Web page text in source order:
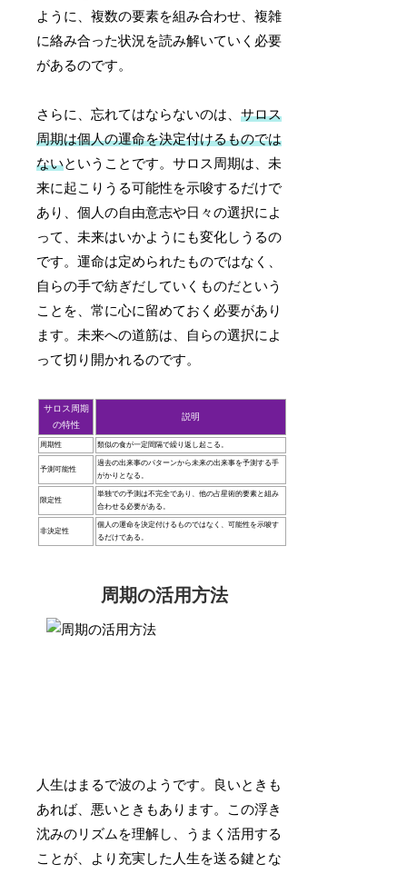
ように、複数の要素を組み合わせ、複雑
に絡み合った状況を読み解いていく必要
があるのです。
さらに、忘れてはならないのは、サロス
周期は個人の運命を決定付けるものでは
ないということです。サロス周期は、未
来に起こりうる可能性を示唆するだけで
あり、個人の自由意志や日々の選択によ
って、未来はいかようにも変化しうるの
です。運命は定められたものではなく、
自らの手で紡ぎだしていくものだという
ことを、常に心に留めておく必要があり
ます。未来への道筋は、自らの選択によ
って切り開かれるのです。
サロス周期
の特性
説明
周期性 類似の食が一定間隔で繰り返し起こる。
予測可能性
過去の出来事のパターンから未来の出来事を予測する手
がかりとなる。
限定性
単独での予測は不完全であり、他の占星術的要素と組み
合わせる必要がある。
非決定性
個人の運命を決定付けるものではなく、可能性を示唆す
るだけである。
周期の活用方法
人生はまるで波のようです。良いときも
あれば、悪いときもあります。この浮き
沈みのリズムを理解し、うまく活用する
ことが、より充実した人生を送る鍵とな